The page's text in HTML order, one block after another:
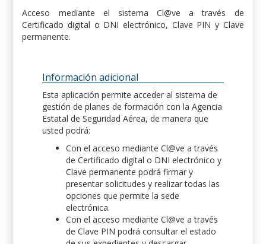
Acceso mediante el sistema Cl@ve a través de
Certificado digital o DNI electrónico, Clave PIN y Clave
permanente.
Información adicional
Esta aplicación permite acceder al sistema de
gestión de planes de formación con la Agencia
Estatal de Seguridad Aérea, de manera que
usted podrá:
Con el acceso mediante Cl@ve a través
de Certificado digital o DNI electrónico y
Clave permanente podrá firmar y
presentar solicitudes y realizar todas las
opciones que permite la sede
electrónica.
Con el acceso mediante Cl@ve a través
de Clave PIN podrá consultar el estado